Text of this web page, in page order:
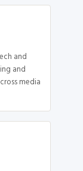
and
and
media